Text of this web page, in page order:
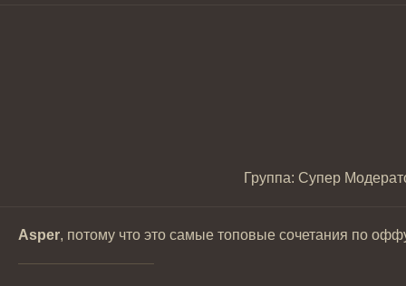
Группа: Супер
Asper, потому что это самые топовые сочетания по